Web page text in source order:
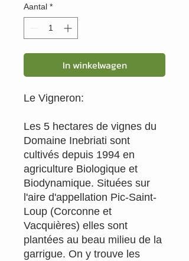
Aantal *
In winkelwagen
Le Vigneron:
Les 5 hectares de vignes du
Domaine Inebriati sont
cultivés depuis 1994 en
agriculture Biologique et
Biodynamique. Situées sur
l'aire d'appellation Pic-Saint-
Loup (Corconne et
Vacquières) elles sont
plantées au beau milieu de la
garrigue. On y trouve les